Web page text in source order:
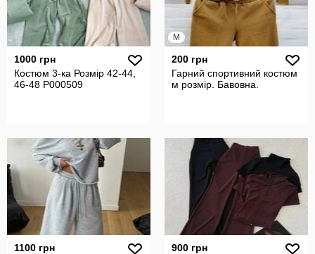
1000 грн
Костюм 3-ка Розмір 42-44,
46-48 P000509
M
200 грн
Гарний спортивний костюм
м розмір. Бавовна.
1100 грн
900 грн